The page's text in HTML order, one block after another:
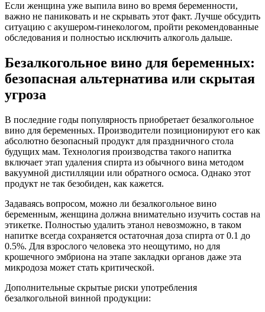
Если женщина уже выпила вино во время беременности,
важно не паниковать и не скрывать этот факт. Лучше обсудить
ситуацию с акушером-гинекологом, пройти рекомендованные
обследования и полностью исключить алкоголь дальше.
Безалкогольное вино для беременных:
безопасная альтернатива или скрытая
угроза
В последние годы популярность приобретает безалкогольное
вино для беременных. Производители позиционируют его как
абсолютно безопасный продукт для праздничного стола
будущих мам. Технология производства такого напитка
включает этап удаления спирта из обычного вина методом
вакуумной дистилляции или обратного осмоса. Однако этот
продукт не так безобиден, как кажется.
Задаваясь вопросом, можно ли безалкогольное вино
беременным, женщина должна внимательно изучить состав на
этикетке. Полностью удалить этанол невозможно, в таком
напитке всегда сохраняется остаточная доза спирта от 0.1 до
0.5%. Для взрослого человека это неощутимо, но для
крошечного эмбриона на этапе закладки органов даже эта
микродоза может стать критической.
Дополнительные скрытые риски употребления
безалкогольной винной продукции: